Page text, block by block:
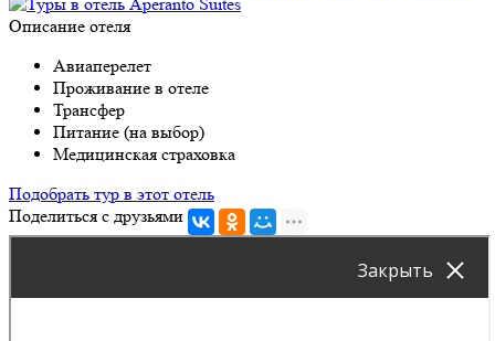
Описание отеля
Авиаперелет
Проживание в отеле
Трансфер
Питание (на выбор)
Медицинская страховка
Подобрать тур в этот отель
Поделиться с друзьями